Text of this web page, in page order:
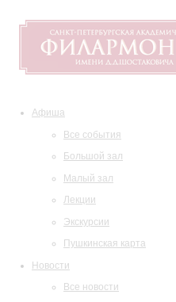
Афиша
Все события
Большой зал
Малый зал
Лекции
Экскурсии
Пушкинская карта
Новости
Все новости